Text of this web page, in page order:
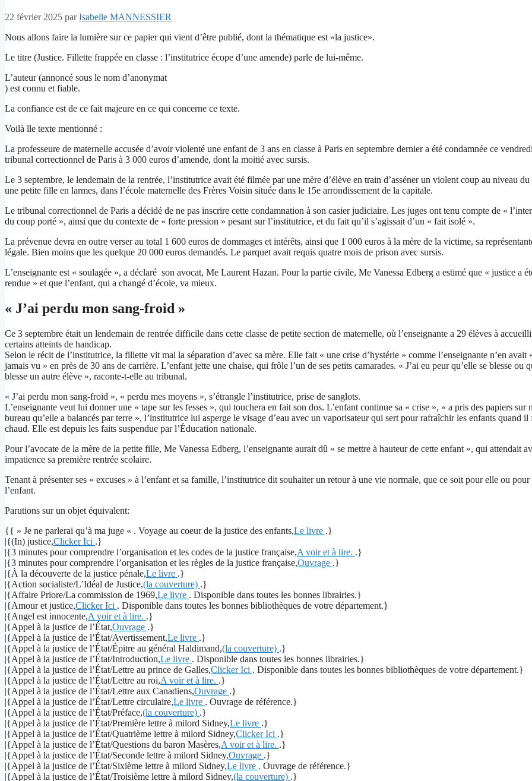
22 février 2025 parIsabelle MANNESSIER
Nous allons faire la lumière sur ce papier qui vient d’être publié, dont la thématique est «la justice».
Le titre (Justice. Fillette frappée en classe : l’institutrice écope d’une amende) parle de lui-même.
L’auteur (annoncé sous le nom d’anonymat
) est connu et fiable.
La confiance est de ce fait majeure en ce qui concerne ce texte.
Voilà lle texte mentionné :
La professeure de maternelle accusée d’avoir violenté une enfant de 3 ans en classe à Paris en septembre dernier a été condamnée ce
tribunal correctionnel de Paris à 3 000 euros d’amende, dont la moitié avec sursis.
Le 3 septembre, le lendemain de la rentrée, l’institutrice avait été filmée par une mère d’élève en train d’asséner un violent coup au niveau du
une petite fille en larmes, dans l’école maternelle des Frères Voisin située dans le 15e arrondissement de la capitale.
Le tribunal correctionnel de Paris a décidé de ne pas inscrire cette condamnation à son casier judiciaire. Les juges ont tenu compte de «
du coup porté », ainsi que du contexte de « forte pression » pesant sur l’institutrice, et du fait qu’il s’agissait d’un « fait isolé ».
La prévenue devra en outre verser au total 1 600 euros de dommages et intérêts, ainsi que 1 000 euros à la mère de la victime, sa
légale. Bien moins que les quelque 20 000 euros demandés. Le parquet avait requis quatre mois de prison avec sursis.
L’enseignante est « soulagée », a déclaré son avocat, Me Laurent Hazan. Pour la partie civile, Me Vanessa Edberg a estimé que « justice a
rendue » et que l’enfant, qui a changé d’école, va mieux.
« J’ai perdu mon sang-froid »
Ce 3 septembre était un lendemain de rentrée difficile dans cette classe de petite section de maternelle, où l’enseignante a 29 élèves à
certains atteints de handicap.
Selon le récit de l’institutrice, la fillette vit mal la séparation d’avec sa mère. Elle fait « une crise d’hystérie » comme l’enseignante n’en avait
jamais vu » en près de 30 ans de carrière. L’enfant jette une chaise, qui frôle l’un de ses petits camarades. « J’ai eu peur qu’elle se blesse ou
blesse un autre élève », raconte-t-elle au tribunal.
« J’ai perdu mon sang-froid », « perdu mes moyens », s’étrangle l’institutrice, prise de sanglots.
L’enseignante veut lui donner une « tape sur les fesses », qui touchera en fait son dos. L’enfant continue sa « crise », « a pris des papiers sur
bureau qu’elle a balancés par terre », l’institutrice lui asperge le visage d’eau avec un vaporisateur qui sert pour rafraîchir les enfants quand il
chaud. Elle est depuis les faits suspendue par l’Éducation nationale.
Pour l’avocate de la mère de la petite fille, Me Vanessa Edberg, l’enseignante aurait dû « se mettre à hauteur de cette enfant », qui attendait
impatience sa première rentrée scolaire.
Tenant à présenter ses « excuses » à l’enfant et sa famille, l’institutrice dit souhaiter un retour à une vie normale, que ce soit pour elle ou pour
l’enfant.
Parutions sur un objet équivalent:
{{ » Je ne parlerai qu’à ma juge « . Voyage au coeur de la justice des enfants,Le livre .}
|{(In) justice,Clicker Ici .}
|{3 minutes pour comprendre l’organisation et les codes de la justice française,A voir et à lire. .}
|{3 minutes pour comprendre l’organisation et les règles de la justice française,Ouvrage .}
|{À la découverte de la justice pénale,Le livre .}
|{Action socialiste/L’Idéal de Justice,(la couverture) .}
|{Affaire Priore/La commission de 1969,Le livre . Disponible dans toutes les bonnes librairies.}
|{Amour et justice,Clicker Ici . Disponible dans toutes les bonnes bibliothèques de votre département.}
|{Angel est innocente,A voir et à lire. .}
|{Appel à la justice de l’État,Ouvrage .}
|{Appel à la justice de l’État/Avertissement,Le livre .}
|{Appel à la justice de l’État/Épitre au général Haldimand,(la couverture) .}
|{Appel à la justice de l’État/Introduction,Le livre . Disponible dans toutes les bonnes librairies.}
|{Appel à la justice de l’État/Lettre au prince de Galles,Clicker Ici . Disponible dans toutes les bonnes bibliothèques de votre département.}
|{Appel à la justice de l’État/Lettre au roi,A voir et à lire. .}
|{Appel à la justice de l’État/Lettre aux Canadiens,Ouvrage .}
|{Appel à la justice de l’État/Lettre circulaire,Le livre . Ouvrage de référence.}
|{Appel à la justice de l’État/Préface,(la couverture) .}
|{Appel à la justice de l’État/Première lettre à milord Sidney,Le livre .}
|{Appel à la justice de l’État/Quatrième lettre à milord Sidney,Clicker Ici .}
|{Appel à la justice de l’État/Questions du baron Masères,A voir et à lire. .}
|{Appel à la justice de l’État/Seconde lettre à milord Sidney,Ouvrage .}
|{Appel à la justice de l’État/Sixième lettre à milord Sidney,Le livre . Ouvrage de référence.}
|{Appel à la justice de l’État/Troisième lettre à milord Sidney,(la couverture) .}